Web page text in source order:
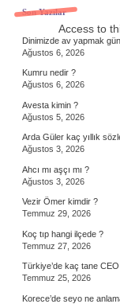
Sidebar
Son Yazılar
Dinimizde av yapmak
Ağustos 6, 2026
Kumru nedir ?
Ağustos 6, 2026
Avesta kimin ?
Ağustos 5, 2026
Arda Güler kaç yıllık
Ağustos 3, 2026
Ahcı mı aşçı mı ?
Ağustos 3, 2026
Vezir Ömer kimdir ?
Temmuz 29, 2026
Koç tıp hangi ilçede ?
Temmuz 27, 2026
Türkiye’de kaç tane
Temmuz 25, 2026
Korece’de seyo ne
Access to